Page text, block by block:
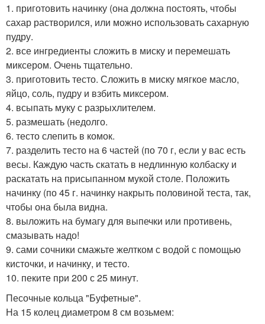
1. приготовить начинку (она должна постоять, чтобы
сахар растворился, или можно использовать сахарную
пудру.
2. все ингредиенты сложить в миску и перемешать
миксером. Очень тщательно.
3. приготовить тесто. Сложить в миску мягкое масло,
яйцо, соль, пудру и взбить миксером.
4. всыпать муку с разрыхлителем.
5. размешать (недолго.
6. тесто слепить в комок.
7. разделить тесто на 6 частей (по 70 г, если у вас есть
весы. Каждую часть скатать в недлинную колбаску и
раскатать на присыпанном мукой столе. Положить
начинку (по 45 г. начинку накрыть половиной теста, так,
чтобы она была видна.
8. выложить на бумагу для выпечки или противень,
смазывать надо!
9. сами сочники смажьте желтком с водой с помощью
кисточки, и начинку, и тесто.
10. пеките при 200 с 25 минут.
Песочные кольца "Буфетные".
На 15 колец диаметром 8 см возьмем: